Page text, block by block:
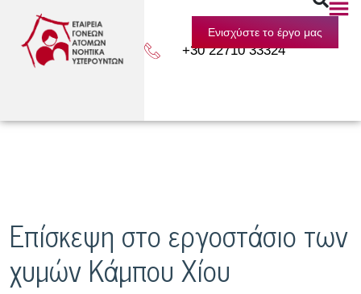
+30 22710 33324
Ενισχύστε το έργο μας
Επίσκεψη στο εργοστάσιο των
χυμών Κάμπου Χίου